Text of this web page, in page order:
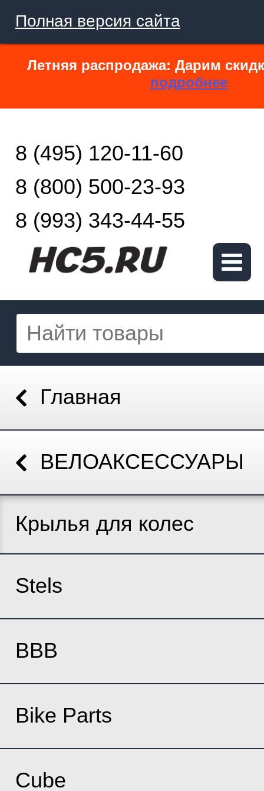
Полная версия сайта
Летняя распродажа: Дарим
подробнее
8 (495) 120-11-60
8 (800) 500-23-93
8 (993) 343-44-55
Главная
ВЕЛОАКСЕССУАРЫ
Крылья для колес
Stels
BBB
Bike Parts
Cube